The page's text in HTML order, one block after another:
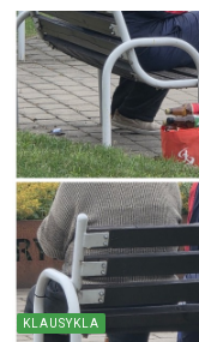
KLAUSYKLA